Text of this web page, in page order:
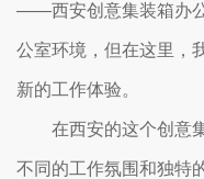
——西安创意集装箱办
公室环境，但在这里，
新的工作体验。
在西安的这个创意
不同的工作氛围和独特